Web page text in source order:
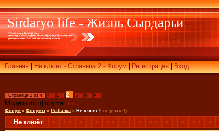
Sirdaryo life - Жизнь Сырдарьи
Главная|Не клюёт - Страница 2 - Форум|Регистрация|Вход
Страница 2 из 4 « 1 2 3 4 »
Модератор форума: Jenya
Форум » Форумы » Рыбалка » Не клюёт (что делать?)
Не клюёт